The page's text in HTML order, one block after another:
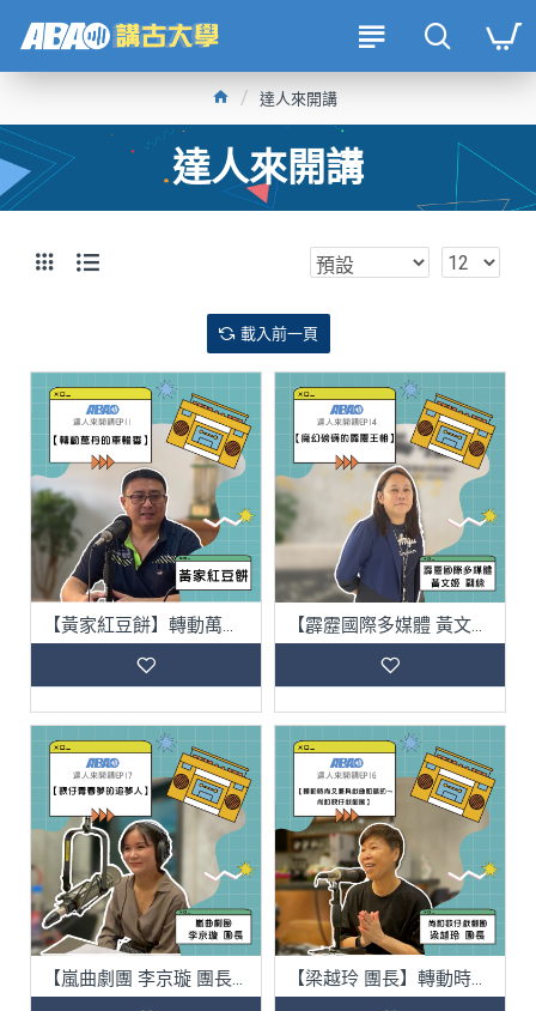
達人來開講
達人來開講
載入前一頁
【黃家紅豆餅】轉動萬丹的車輪香 【霹靂國際多媒體 黃文姬 副總】魔幻磅礡的霹靂王朝
【嵐曲劇團 李京璇 團長】歌仔青春夢的追夢人 【梁越玲 團長】轉動時尚又兼具戲曲和諧的～尚和歌仔戲劇團